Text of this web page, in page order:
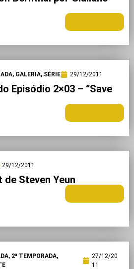
, GALERIA, SÉRIE 29/12/2011
Episódio 2×03 – “Save
29/12/2011
Steven Yeun
, 2ª TEMPORADA,
27/12/20
11